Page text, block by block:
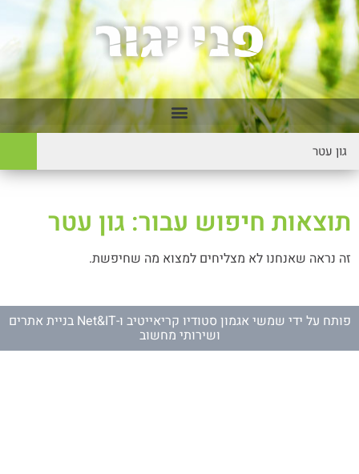
תוצאות חיפוש עבור: גון עטר
זה נראה שאנחנו לא מצליחים למצוא מה שחיפשת.
פותח על ידי שמשי אגמון סטודיו קריאייטיב ו- Net&IT בניית אתרים
ושירותי מחשוב